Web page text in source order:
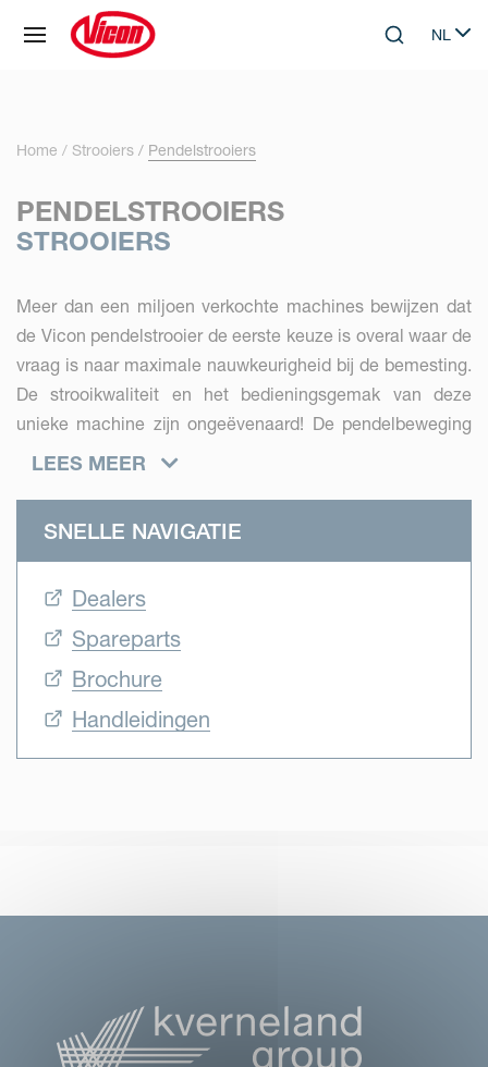
Skip to main contentSearchNL
Select
Home Strooiers Pendelstrooiers
PENDELSTROOIERS
STROOIERS
Meer dan een miljoen verkochte machines bewijzen dat
de Vicon pendelstrooier de eerste keuze is overal waar de
vraag is naar maximale nauwkeurigheid bij de bemesting.
De strooikwaliteit en het bedieningsgemak van deze
unieke machine zijn ongeëvenaard! De pendelbeweging
van de strooipijp zorgt ervoor dat de strooihoeveelheid
LEES MEER
SNELLE NAVIGATIE
Dealers
Spareparts
Brochure
Handleidingen
Cookies beheer paneel